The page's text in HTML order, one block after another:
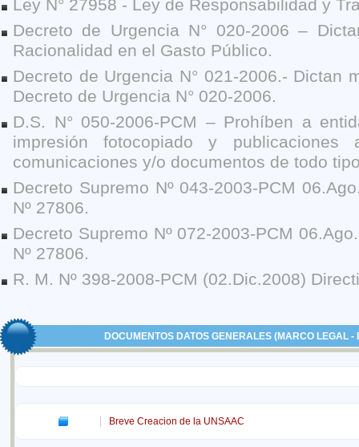
Ley N° 27958 - Ley de Responsabilidad y
Decreto de Urgencia N° 020-2006 –
Racionalidad en el Gasto Público.
Decreto de Urgencia N° 021-2006.- Dictan
Decreto de Urgencia N° 020-2006.
D.S. N° 050-2006-PCM – Prohíben a
impresión fotocopiado y
comunicaciones y/o documentos de todo
Decreto Supremo Nº 043-2003-PCM
Nº 27806.
Decreto Supremo Nº 072-2003-PCM
Nº 27806.
R. M. Nº 398-2008-PCM (02.Dic.2008)
DOCUMENTOS DATOS GENERALES (MARCO LEGAL
Breve Creacion de la UNSAAC